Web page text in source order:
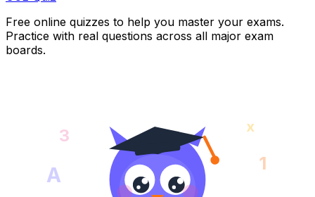
Free online quizzes to help you master your exams.
Practice with real questions across all major exam
boards.
A 1
3 x